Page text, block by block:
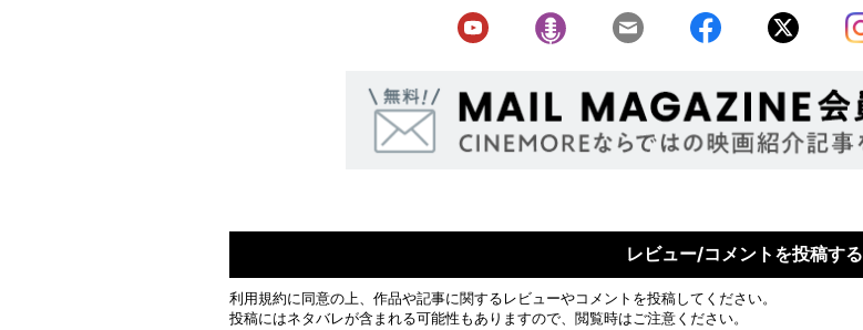
レビュー/コメントを投稿する
利用規約に同意の上、作品や記事に関するレビューやコメントを投稿してください。
投稿にはネタバレが含まれる可能性もありますので、閲覧時はご注意ください。